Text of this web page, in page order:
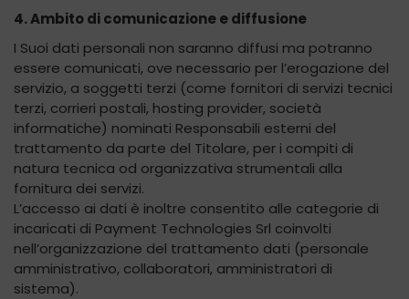
4. Ambito di comunicazione e diffusione
I Suoi dati personali non saranno diffusi ma potranno
essere comunicati, ove necessario per l’erogazione del
servizio, a soggetti terzi (come fornitori di servizi tecnici
terzi, corrieri postali, hosting provider, società
informatiche) nominati Responsabili esterni del
trattamento da parte del Titolare, per i compiti di
natura tecnica od organizzativa strumentali alla
fornitura dei servizi.
L’accesso ai dati è inoltre consentito alle categorie di
incaricati di Payment Technologies Srl coinvolti
nell’organizzazione del trattamento dati (personale
amministrativo, collaboratori, amministratori di
sistema).